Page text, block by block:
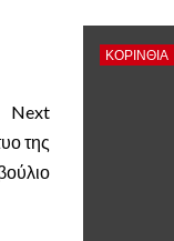
Next
της
ΚΟΡΙΝΘΊΑ